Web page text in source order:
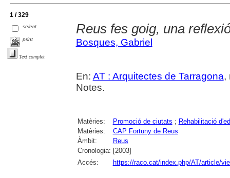
1 / 329
select
print
Text complet
Reus fes goig, una
Bosques, Gabriel
En: AT : Arquitectes de Tarragona,
Notes.
Matèries: Promoció de ciutats ; Rehabilitació
Matèries:
CAP Fortuny de Reus
Àmbit:
Reus
Cronologia: [2003]
Accés:
https://raco.cat/index.php/AT/article/